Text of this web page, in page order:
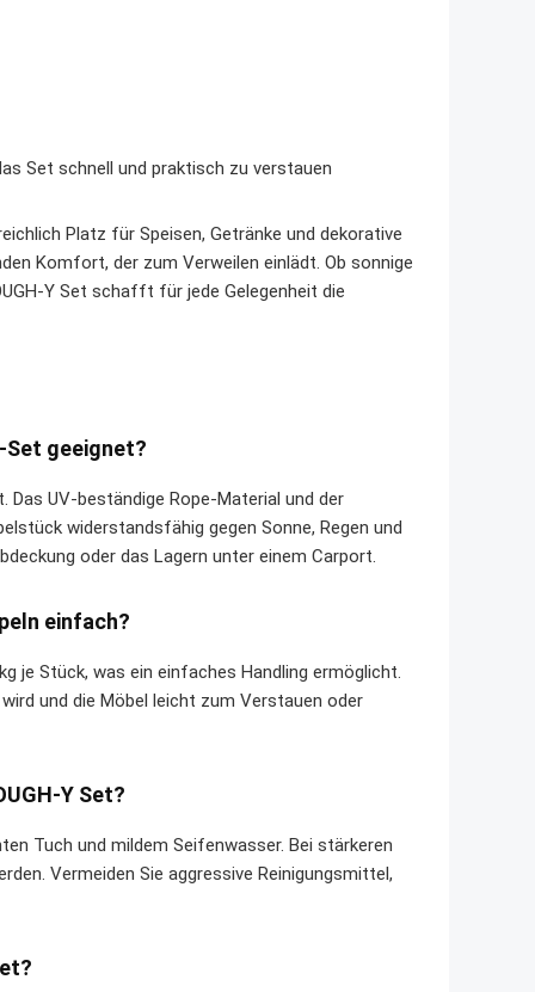
Set schnell und praktisch zu verstauen
Platz für Speisen, Getränke und dekorative
Komfort, der zum Verweilen einlädt. Ob sonnige
Y Set schafft für jede Gelegenheit die
Set geeignet?
UV-beständige Rope-Material und der
widerstandsfähig gegen Sonne, Regen und
oder das Lagern unter einem Carport.
einfach?
je Stück, was ein einfaches Handling ermöglicht.
und die Möbel leicht zum Verstauen oder
Y Set?
Tuch und mildem Seifenwasser. Bei stärkeren
Vermeiden Sie aggressive Reinigungsmittel,